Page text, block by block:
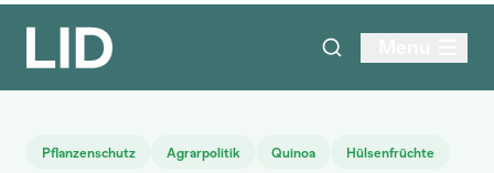
Pflanzenschutz Agrarpolitik Quinoa Hülsenfrüchte